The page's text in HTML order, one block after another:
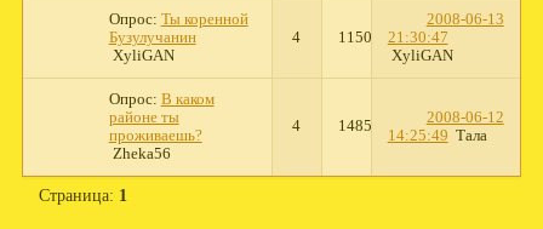
Опрос: Ты коренной
Бузулучанин
XyliGAN
4 1150
2008-06-13
21:30:47
XyliGAN
Опрос: В каком
районе ты
проживаешь?
Zheka56
4 1485
2008-06-12
14:25:49 Тала
Страница: 1